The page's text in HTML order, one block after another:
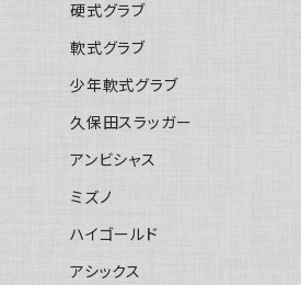
硬式グラブ
軟式グラブ
少年軟式グラブ
久保田スラッガー
アンビシャス
ミズノ
ハイゴールド
アシックス